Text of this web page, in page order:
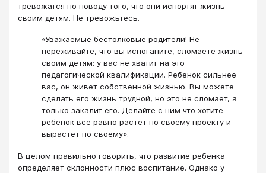
тревожатся по поводу того, что они испортят жизнь
своим детям. Не тревожьтесь.
«Уважаемые бестолковые родители! Не
переживайте, что вы испоганите, сломаете жизнь
своим детям: у вас не хватит на это
педагогической квалификации. Ребенок сильнее
вас, он живет собственной жизнью. Вы можете
сделать его жизнь трудной, но это не сломает, а
только закалит его. Делайте с ним что хотите –
ребенок все равно растет по своему проекту и
вырастет по своему».
В целом правильно говорить, что развитие ребенка
определяет склонности плюс воспитание. Однако у